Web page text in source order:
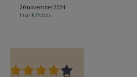
20 november 2024
Frank Peters